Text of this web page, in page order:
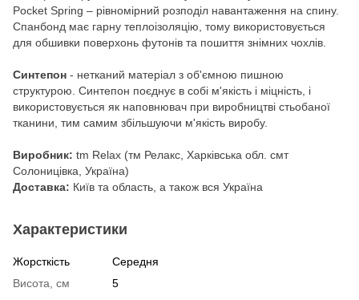
Pocket Spring – рівномірний розподіл навантаження на спину.
Спанбонд має гарну теплоізоляцію, тому використовується
для обшивки поверхонь футонів та пошиття знімних чохлів.
Синтепон - нетканий матеріал з об'ємною пишною
структурою. Синтепон поєднує в собі м'якість і міцність, і
використовується як наповнювач при виробництві стьобаної
тканини, тим самим збільшуючи м'якість виробу.
Виробник: tm Relax (тм Релакс, Харківська обл. смт
Солоницівка, Україна)
Доставка: Київ та область, а також вся Україна
Характеристики
Жорсткість
Середня
Висота, см
5